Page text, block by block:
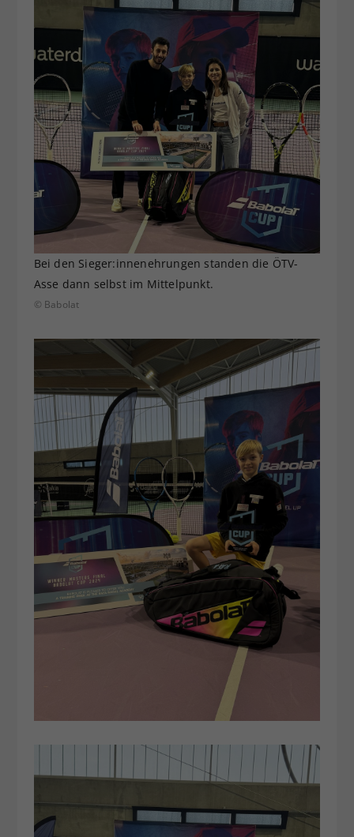
Bei den Sieger:innenehrungen standen die ÖTV-
Asse dann selbst im Mittelpunkt.
© Babolat